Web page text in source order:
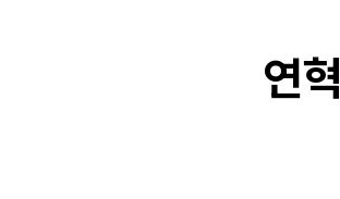
연혁